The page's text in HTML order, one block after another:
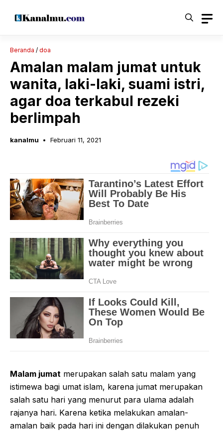
Beranda / doa
Amalan malam jumat untuk
wanita, laki-laki, suami istri,
agar doa terkabul rezeki
berlimpah
kanalmu Februari 11, 2021
Malam jumat merupakan salah satu malam yang
istimewa bagi umat islam, karena jumat merupakan
salah satu hari yang menurut para ulama adalah
rajanya hari. Karena ketika melakukan amalan-
amalan baik pada hari ini dengan dilakukan penuh